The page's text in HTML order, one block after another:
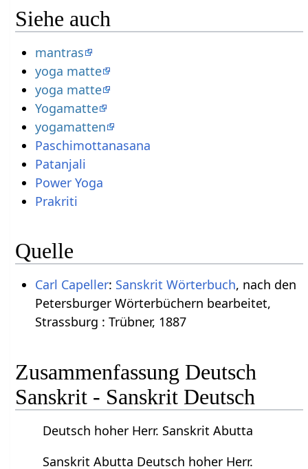
Siehe auch
mantras
yoga matte
yoga matte
Yogamatte
yogamatten
Paschimottanasana
Patanjali
Power Yoga
Prakriti
Quelle
Carl Capeller: Sanskrit Wörterbuch, nach den
Petersburger Wörterbüchern bearbeitet,
Strassburg : Trübner, 1887
Zusammenfassung Deutsch
Sanskrit - Sanskrit Deutsch
Deutsch hoher Herr. Sanskrit Abutta
Sanskrit Abutta Deutsch hoher Herr.